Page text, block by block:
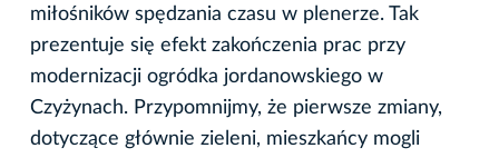
miłośników spędzania czasu w plenerze. Tak
prezentuje się efekt zakończenia prac przy
modernizacji ogródka jordanowskiego w
Czyżynach. Przypomnijmy, że pierwsze zmiany,
dotyczące głównie zieleni, mieszkańcy mogli